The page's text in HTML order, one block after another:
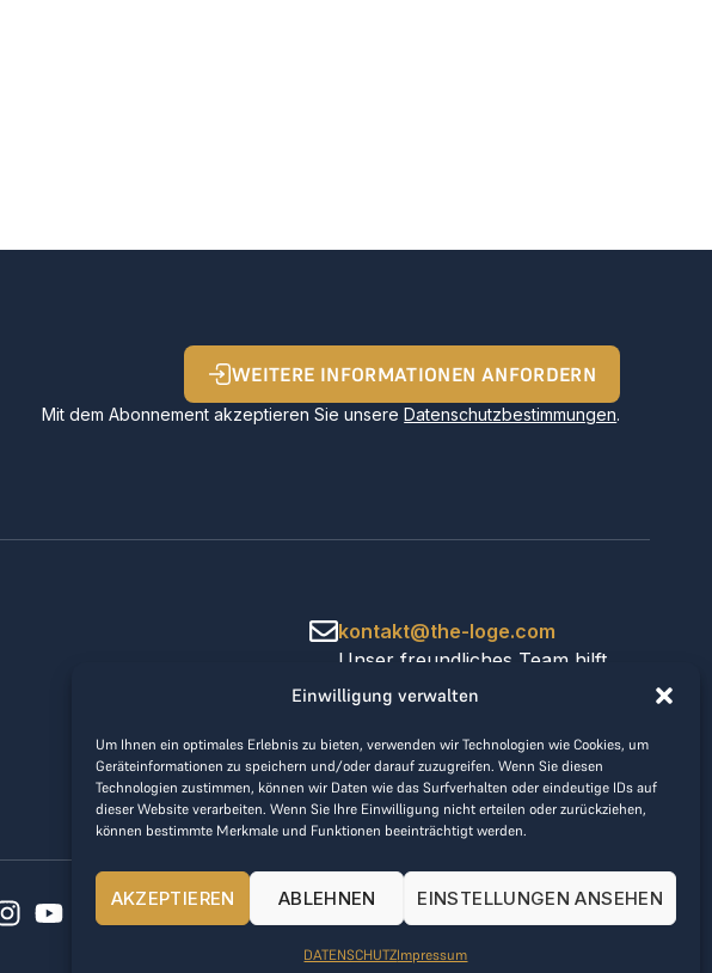
Einwilligung verwalten
Um Ihnen ein optimales Erlebnis zu bieten, verwenden wir Technologien wie Cookies, um
Geräteinformationen zu speichern und/oder darauf zuzugreifen. Wenn Sie diesen
Technologien zustimmen, können wir Daten wie das Surfverhalten oder eindeutige IDs auf
dieser Website verarbeiten. Wenn Sie Ihre Einwilligung nicht erteilen oder zurückziehen,
können bestimmte Merkmale und Funktionen beeinträchtigt werden.
AKZEPTIEREN ABLEHNEN EINSTELLUNGEN ANSEHEN
DATENSCHUTZImpressum
WEITERE INFORMATIONEN ANFORDERN
Mit dem Abonnement akzeptieren Sie unsereDatenschutzbestimmungen.
kontakt@the-loge.com
Unser freundliches Team hilft
Ihnen gerne weiter.
Mo-Fr von 8:00 bis 17:00 Uhr.